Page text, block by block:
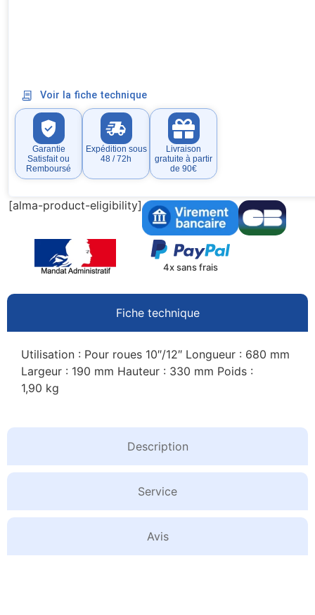
Voir la fiche technique
Garantie
Satisfait ou
Remboursé
Expédition sous
48 / 72h
Livraison
gratuite à partir
de 90€
[alma-product-eligibility]
4x sans frais
Fiche technique
Description
Service
Avis
Utilisation : Pour roues 10″/12″ Longueur : 680 mm
Largeur : 190 mm Hauteur : 330 mm Poids :
1,90 kg